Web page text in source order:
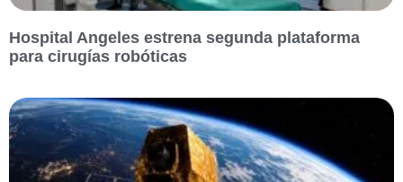
Hospital Angeles estrena segunda plataforma
para cirugías robóticas